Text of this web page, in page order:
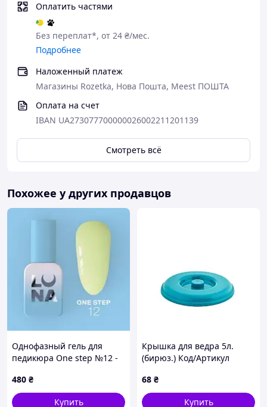
Оплатить частями
Без переплат*, от 24 ₴/мес.
Подробнее
Наложенный платеж
Магазины Rozetka, Нова Пошта, Meest ПОШТА
Оплата на счет
IBAN UA273077700000026002211201139
Смотреть всё
Похожее у других продавцов
Однофазный гель для
педикюра One step №12 -
480 ₴
Купить
Крышка для ведра 5л.
(бирюз.) Код/Артикул
68 ₴
Купить